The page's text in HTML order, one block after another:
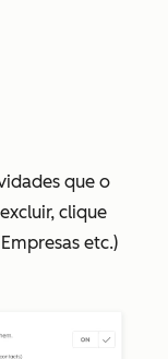
que o
clique
etc.)